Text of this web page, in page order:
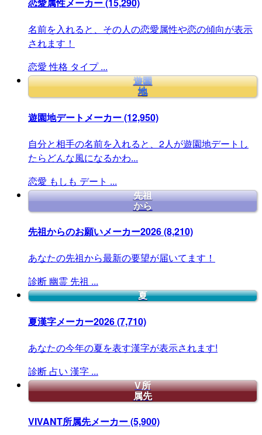
名前を入れると、その人の恋愛属性や恋の傾向が表示
されます！
恋愛 性格 タイプ ...
遊園
地
遊園地デートメーカー(12,950)
自分と相手の名前を入れると、2人が遊園地デートし
たらどんな風になるかわ...
恋愛 もしも デート ...
先祖
から
先祖からのお願いメーカー2026(8,210)
あなたの先祖から最新の要望が届いてます！
診断 幽霊 先祖 ...
夏
夏漢字メーカー2026(7,710)
あなたの今年の夏を表す漢字が表示されます!
診断 占い 漢字 ...
V所
属先
VIVANT所属先メーカー(5,900)